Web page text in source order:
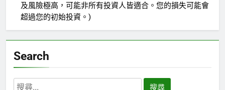
及風險極高，可能非所有投資人皆適合。您的損失可能會
超過您的初始投資。)
Search
搜